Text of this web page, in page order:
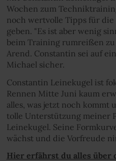
Wochen zum
noch wertvolle Tipps für
geben. "Es ist aber wenig
beim Training rumreißen zu
Arend. Constantin sei auf
Michael sicher.
Constantin Leinekugel ist
Rennen Mitte Juni kaum
alles, was jetzt noch kommt
tolle Unterstützung meiner
Leinekugel. Seine
wächst und die Vorfreude
Hier erfährst du alles über